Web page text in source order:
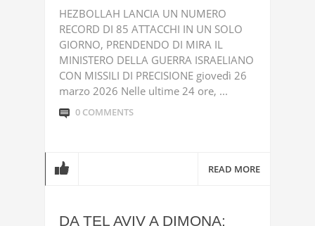
HEZBOLLAH LANCIA UN NUMERO
RECORD DI 85 ATTACCHI IN UN SOLO
GIORNO, PRENDENDO DI MIRA IL
MINISTERO DELLA GUERRA ISRAELIANO
CON MISSILI DI PRECISIONE giovedì 26
marzo 2026 Nelle ultime 24 ore, ...
0 COMMENTS
READ MORE
DA TEL AVIV A DIMONA: